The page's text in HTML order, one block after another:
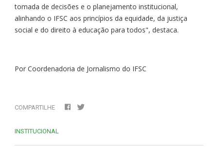
tomada de decisões e o planejamento institucional,
alinhando o IFSC aos princípios da equidade, da justiça
social e do direito à educação para todos", destaca.
Por Coordenadoria de Jornalismo do IFSC
COMPARTILHE
INSTITUCIONAL